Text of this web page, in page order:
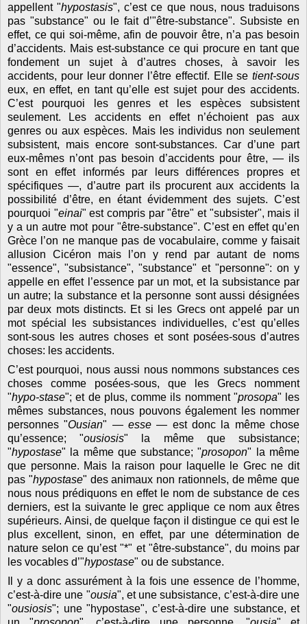
appellent "hypostasis", c’est ce que nous, nous traduisons
pas "substance" ou le fait d’"être-substance". Subsiste en
effet, ce qui soi-même, afin de pouvoir être, n’a pas besoin
d’accidents. Mais est-substance ce qui procure en tant que
fondement un sujet à d’autres choses, à savoir les
accidents, pour leur donner l’être effectif. Elle se tient-sous
eux, en effet, en tant qu’elle est sujet pour des accidents.
C’est pourquoi les genres et les espèces subsistent
seulement. Les accidents en effet n’échoient pas aux
genres ou aux espèces. Mais les individus non seulement
subsistent, mais encore sont-substances. Car d’une part
eux-mêmes n’ont pas besoin d’accidents pour être, — ils
sont en effet informés par leurs différences propres et
spécifiques —, d’autre part ils procurent aux accidents la
possibilité d’être, en étant évidemment des sujets. C’est
pourquoi "einai" est compris par "être" et "subsister", mais il
y a un autre mot pour "être-substance". C’est en effet qu’en
Grèce l’on ne manque pas de vocabulaire, comme y faisait
allusion Cicéron mais l’on y rend par autant de noms
"essence", "subsistance", "substance" et "personne": on y
appelle en effet l’essence par un mot, et la subsistance par
un autre; la substance et la personne sont aussi désignées
par deux mots distincts. Et si les Grecs ont appelé par un
mot spécial les subsistances individuelles, c’est qu’elles
sont-sous les autres choses et sont posées-sous d’autres
choses: les accidents.
C’est pourquoi, nous aussi nous nommons substances ces
choses comme posées-sous, que les Grecs nomment
"hypo-stase"; et de plus, comme ils nomment "prosopa" les
mêmes substances, nous pouvons également les nommer
personnes "Ousian" —esse — est donc la même chose
qu’essence; "ousiosis" la même que subsistance;
"hypostase" la même que substance; "prosopon" la même
que personne. Mais la raison pour laquelle le Grec ne dit
pas "hypostase" des animaux non rationnels, de même que
nous nous prédiquons en effet le nom de substance de ces
derniers, est la suivante le grec applique ce nom aux êtres
supérieurs. Ainsi, de quelque façon il distingue ce qui est le
plus excellent, sinon, en effet, par une détermination de
nature selon ce qu’est "*" et "être-substance", du moins par
les vocables d’"hypostase" ou de substance.
Il y a donc assurément à la fois une essence de l’homme,
c’est-à-dire une "ousia", et une subsistance, c’est-à-dire une
"ousiosis"; une "hypostase", c’est-à-dire une substance, et